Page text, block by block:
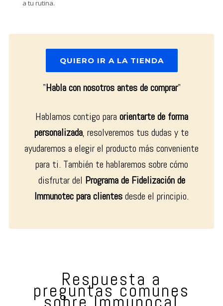
a tu rutina.
QUIERO IR A LA TIENDA
"Habla con nosotros antes de comprar"
Hablamos contigo para orientarte de forma
personalizada, resolveremos tus dudas y te
ayudaremos a elegir el producto más conveniente
para ti. También te hablaremos sobre cómo
disfrutar del Programa de Fidelización de
Immunotec para clientesdesde el principio.
Respuesta a
preguntas comunes